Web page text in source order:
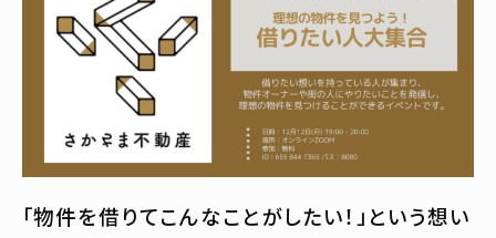
「物件を借りてこんなことがしたい！」という想い